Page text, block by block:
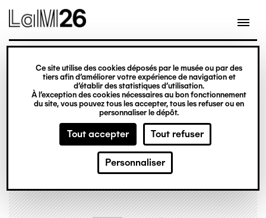
Gestion des cookies
Ce site utilise des cookies déposés par le musée ou par des
tiers afin d’améliorer votre expérience de navigation et
d’établir des statistiques d’utilisation.
À l’exception des cookies nécessaires au bon fonctionnement
du site, vous pouvez tous les accepter, tous les refuser ou en
personnaliser le dépôt.
Tout accepter Tout refuser
Personnaliser
contenu